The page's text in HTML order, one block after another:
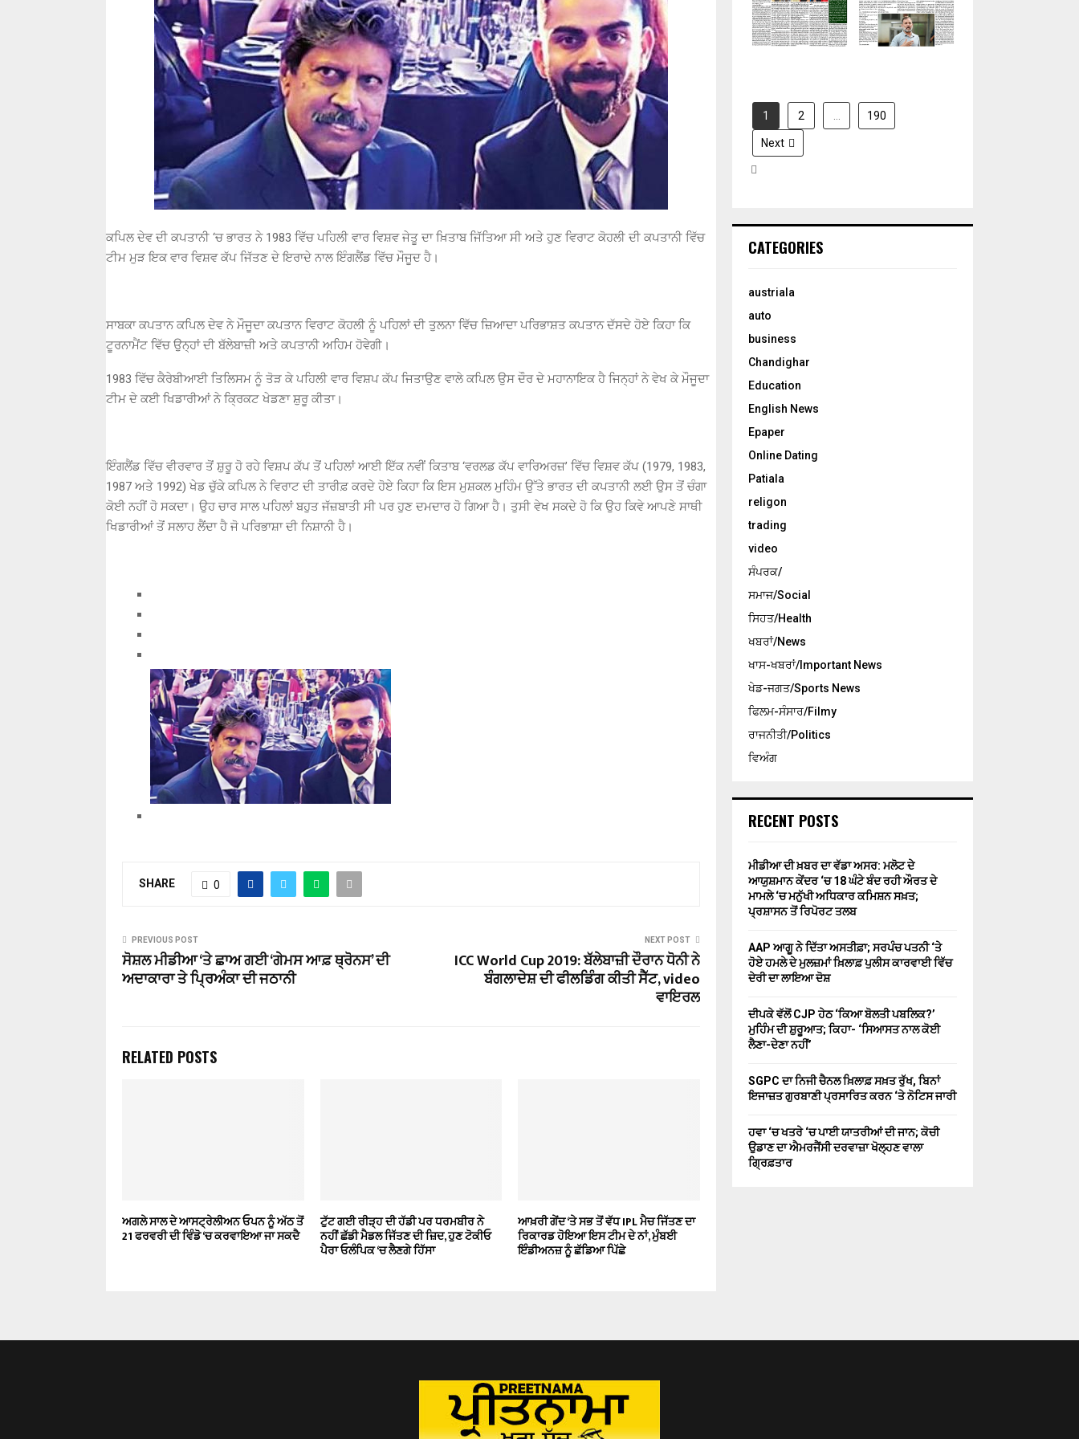
ਕਪਿਲ ਦੇਵ ਦੀ ਕਪਤਾਨੀ ‘ਚ ਭਾਰਤ ਨੇ 1983 ਵਿੱਚ ਪਹਿਲੀ ਵਾਰ ਵਿਸ਼ਵ ਜੇਤੂ ਦਾ ਖ਼ਿਤਾਬ ਜਿੱਤਿਆ ਸੀ ਅਤੇ ਹੁਣ ਵਿਰਾਟ ਕੋਹਲੀ ਦੀ ਕਪਤਾਨੀ ਵਿੱਚ
ਟੀਮ ਮੁੜ ਇਕ ਵਾਰ ਵਿਸ਼ਵ ਕੱਪ ਜਿੱਤਣ ਦੇ ਇਰਾਦੇ ਨਾਲ ਇੰਗਲੈਂਡ ਵਿੱਚ ਮੌਜੂਦ ਹੈ।
ਸਾਬਕਾ ਕਪਤਾਨ ਕਪਿਲ ਦੇਵ ਨੇ ਮੌਜੂਦਾ ਕਪਤਾਨ ਵਿਰਾਟ ਕੋਹਲੀ ਨੂੰ ਪਹਿਲਾਂ ਦੀ ਤੁਲਨਾ ਵਿੱਚ ਜ਼ਿਆਦਾ ਪਰਿਭਾਸ਼ਤ ਕਪਤਾਨ ਦੱਸਦੇ ਹੋਏ ਕਿਹਾ ਕਿ
ਟੂਰਨਾਮੈਂਟ ਵਿੱਚ ਉਨ੍ਹਾਂ ਦੀ ਬੱਲੇਬਾਜ਼ੀ ਅਤੇ ਕਪਤਾਨੀ ਅਹਿਮ ਹੋਵੇਗੀ।
1983 ਵਿੱਚ ਕੈਰੇਬੀਆਈ ਤਿਲਿਸਮ ਨੂੰ ਤੋੜ ਕੇ ਪਹਿਲੀ ਵਾਰ ਵਿਸ਼ਪ ਕੱਪ ਜਿਤਾਉਣ ਵਾਲੇ ਕਪਿਲ ਉਸ ਦੌਰ ਦੇ ਮਹਾਨਾਇਕ ਹੈ ਜਿਨ੍ਹਾਂ ਨੇ ਵੇਖ ਕੇ ਮੌਜੂਦਾ
ਟੀਮ ਦੇ ਕਈ ਖਿਡਾਰੀਆਂ ਨੇ ਕ੍ਰਿਕਟ ਖੇਡਣਾ ਸ਼ੁਰੂ ਕੀਤਾ।
ਇੰਗਲੈਂਡ ਵਿੱਚ ਵੀਰਵਾਰ ਤੋਂ ਸ਼ੁਰੂ ਹੋ ਰਹੇ ਵਿਸ਼ਪ ਕੱਪ ਤੋਂ ਪਹਿਲਾਂ ਆਈ ਇੱਕ ਨਵੀਂ ਕਿਤਾਬ ‘ਵਰਲਡ ਕੱਪ ਵਾਰਿਅਰਜ਼’ ਵਿੱਚ ਵਿਸ਼ਵ ਕੱਪ (1979, 1983,
1987 ਅਤੇ 1992) ਖੇਡ ਚੁੱਕੇ ਕਪਿਲ ਨੇ ਵਿਰਾਟ ਦੀ ਤਾਰੀਫ਼ ਕਰਦੇ ਹੋਏ ਕਿਹਾ ਕਿ ਇਸ ਮੁਸ਼ਕਲ ਮੁਹਿੰਮ ਉੱਤੇ ਭਾਰਤ ਦੀ ਕਪਤਾਨੀ ਲਈ ਉਸ ਤੋਂ ਚੰਗਾ
ਕੋਈ ਨਹੀਂ ਹੋ ਸਕਦਾ। ਉਹ ਚਾਰ ਸਾਲ ਪਹਿਲਾਂ ਬਹੁਤ ਜੱਜ਼ਬਾਤੀ ਸੀ ਪਰ ਹੁਣ ਦਮਦਾਰ ਹੋ ਗਿਆ ਹੈ। ਤੁਸੀ ਵੇਖ ਸਕਦੇ ਹੋ ਕਿ ਉਹ ਕਿਵੇ ਆਪਣੇ ਸਾਥੀ
ਖਿਡਾਰੀਆਂ ਤੋਂ ਸਲਾਹ ਲੈਂਦਾ ਹੈ ਜੋ ਪਰਿਭਾਸ਼ਾ ਦੀ ਨਿਸ਼ਾਨੀ ਹੈ।
SHARE 0
PREVIOUS POST
ਸੋਸ਼ਲ ਮੀਡੀਆ ‘ਤੇ ਛਾਅ ਗਈ ‘ਗੇਮਸ ਆਫ਼ ਥ੍ਰੋਨਸ’ ਦੀ
ਅਦਾਕਾਰਾ ਤੇ ਪ੍ਰਿਅੰਕਾ ਦੀ ਜਠਾਨੀ
NEXT POST
ICC World Cup 2019: ਬੱਲੇਬਾਜ਼ੀ ਦੌਰਾਨ ਧੋਨੀ ਨੇ
ਬੰਗਲਾਦੇਸ਼ ਦੀ ਫੀਲਡਿੰਗ ਕੀਤੀ ਸੈੱਟ, video
ਵਾਇਰਲ
RELATED POSTS
ਅਗਲੇ ਸਾਲ ਦੇ ਆਸਟ੍ਰੇਲੀਅਨ ਓਪਨ ਨੂੰ ਅੱਠ ਤੋਂ
21 ਫਰਵਰੀ ਦੀ ਵਿੰਡੋ ‘ਚ ਕਰਵਾਇਆ ਜਾ ਸਕਦੈ
ਟੁੱਟ ਗਈ ਰੀੜ੍ਹ ਦੀ ਹੱਡੀ ਪਰ ਧਰਮਬੀਰ ਨੇ
ਨਹੀਂ ਛੱਡੀ ਮੈਡਲ ਜਿੱਤਣ ਦੀ ਜ਼ਿਦ, ਹੁਣ ਟੋਕੀਓ
ਪੈਰਾ ਓਲੰਪਿਕ ‘ਚ ਲੈਣਗੇ ਹਿੱਸਾ
ਆਖ਼ਰੀ ਗੇਂਦ ‘ਤੇ ਸਭ ਤੋਂ ਵੱਧ IPL ਮੈਚ ਜਿੱਤਣ ਦਾ
ਰਿਕਾਰਡ ਹੋਇਆ ਇਸ ਟੀਮ ਦੇ ਨਾਂ, ਮੁੰਬਈ
ਇੰਡੀਅਨਜ਼ ਨੂੰ ਛੱਡਿਆ ਪਿੱਛੇ
2026
2026
1 2 190
Next
CATEGORIES
austriala
auto
business
Chandighar
Education
English News
Epaper
Online Dating
Patiala
religon
trading
video
ਸੰਪਰਕ/
ਸਮਾਜ/Social
ਸਿਹਤ/Health
ਖਬਰਾਂ/News
ਖਾਸ-ਖਬਰਾਂ/Important News
ਖੇਡ-ਜਗਤ/Sports News
ਫਿਲਮ-ਸੰਸਾਰ/Filmy
ਰਾਜਨੀਤੀ/Politics
ਵਿਅੰਗ
RECENT POSTS
ਮੀਡੀਆ ਦੀ ਖ਼ਬਰ ਦਾ ਵੱਡਾ ਅਸਰ: ਮਲੋਟ ਦੇ
ਆਯੁਸ਼ਮਾਨ ਕੇਂਦਰ ‘ਚ 18 ਘੰਟੇ ਬੰਦ ਰਹੀ ਔਰਤ ਦੇ
ਮਾਮਲੇ ‘ਚ ਮਨੁੱਖੀ ਅਧਿਕਾਰ ਕਮਿਸ਼ਨ ਸਖ਼ਤ;
ਪ੍ਰਸ਼ਾਸਨ ਤੋਂ ਰਿਪੋਰਟ ਤਲਬ
AAP ਆਗੂ ਨੇ ਦਿੱਤਾ ਅਸਤੀਫ਼ਾ; ਸਰਪੰਚ ਪਤਨੀ ‘ਤੇ
ਹੋਏ ਹਮਲੇ ਦੇ ਮੁਲਜ਼ਮਾਂ ਖ਼ਿਲਾਫ਼ ਪੁਲੀਸ ਕਾਰਵਾਈ ਵਿੱਚ
ਦੇਰੀ ਦਾ ਲਾਇਆ ਦੋਸ਼
ਦੀਪਕੇ ਵੱਲੋਂ CJP ਹੇਠ ‘ਕਿਆ ਬੋਲਤੀ ਪਬਲਿਕ?’
ਮੁਹਿੰਮ ਦੀ ਸ਼ੁਰੂਆਤ; ਕਿਹਾ- ‘ਸਿਆਸਤ ਨਾਲ ਕੋਈ
ਲੈਣਾ-ਦੇਣਾ ਨਹੀਂ’
SGPC ਦਾ ਨਿਜੀ ਚੈਨਲ ਖ਼ਿਲਾਫ਼ ਸਖ਼ਤ ਰੁੱਖ, ਬਿਨਾਂ
ਇਜਾਜ਼ਤ ਗੁਰਬਾਣੀ ਪ੍ਰਸਾਰਿਤ ਕਰਨ ‘ਤੇ ਨੋਟਿਸ ਜਾਰੀ
ਹਵਾ ‘ਚ ਖਤਰੇ ‘ਚ ਪਾਈ ਯਾਤਰੀਆਂ ਦੀ ਜਾਨ; ਕੋਚੀ
ਉਡਾਣ ਦਾ ਐਮਰਜੈਂਸੀ ਦਰਵਾਜ਼ਾ ਖੋਲ੍ਹਣ ਵਾਲਾ
ਗ੍ਰਿਫ਼ਤਾਰ